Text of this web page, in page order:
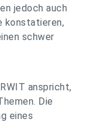
jedoch auch
konstatieren,
schwer
anspricht,
Die
eines